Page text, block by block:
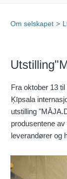
Om selskapet >
Fra oktober 13
Ķīpsala
utstilling
produsentene
leverandører og